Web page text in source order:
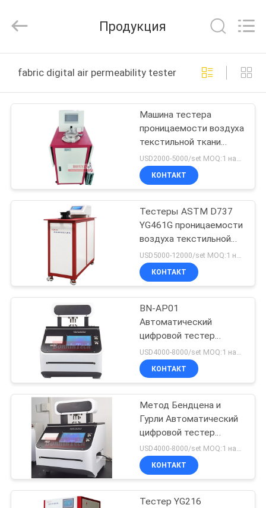
ДОМ
ПРОДУКТЫ
ВИДЕО
НАС
ПУТЕШЕСТВИЕ
ПРОВЕРКА
КАЧЕСТВА
СВЯЖИТЕСЬ
СПРОСИТЕ
ЦИТАТУ
КАРТА
САЙТА
Rights
by
Продукция
fabric digital air permeability tester онлайн
Машина тестера
проницаемости воздуха
текстильной ткани
YG461E цифров
испытывая
USD2000-5000/set MOQ:1 набор
КОНТАКТ
Тестеры ASTM D737
YG461G проницаемости
воздуха текстильной
ткани полностью
автоматические
КОНТАКТ
BN-AP01
Автоматический
цифровой тестер
воздухопроницаемости
для оборудования для
испытаний бумаги
КОНТАКТ
Метод Бендцена и
Гурли Автоматический
цифровой тестер
воздушной
проницаемости
USD4000-8000/set MOQ:1 набор
КОНТАКТ
Тестер YG216